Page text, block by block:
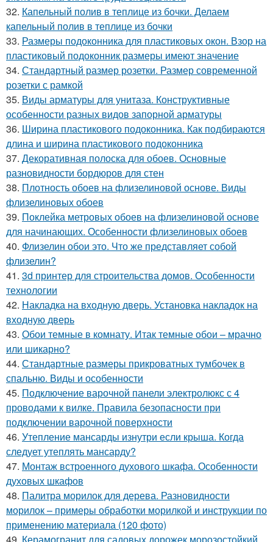
32. Капельный полив в теплице из бочки. Делаем
капельный полив в теплице из бочки
33. Размеры подоконника для пластиковых окон. Взор на
пластиковый подоконник размеры имеют значение
34. Стандартный размер розетки. Размер современной
розетки с рамкой
35. Виды арматуры для унитаза. Конструктивные
особенности разных видов запорной арматуры
36. Ширина пластикового подоконника. Как подбираются
длина и ширина пластикового подоконника
37. Декоративная полоска для обоев. Основные
разновидности бордюров для стен
38. Плотность обоев на флизелиновой основе. Виды
флизелиновых обоев
39. Поклейка метровых обоев на флизелиновой основе
для начинающих. Особенности флизелиновых обоев
40. Флизелин обои это. Что же представляет собой
флизелин?
41. 3d принтер для строительства домов. Особенности
технологии
42. Накладка на входную дверь. Установка накладок на
входную дверь
43. Обои темные в комнату. Итак темные обои – мрачно
или шикарно?
44. Стандартные размеры прикроватных тумбочек в
спальню. Виды и особенности
45. Подключение варочной панели электролюкс с 4
проводами к вилке. Правила безопасности при
подключении варочной поверхности
46. Утепление мансарды изнутри если крыша. Когда
следует утеплять мансарду?
47. Монтаж встроенного духового шкафа. Особенности
духовых шкафов
48. Палитра морилок для дерева. Разновидности
морилок – примеры обработки морилкой и инструкции по
применению материала (120 фото)
49. Керамогранит для садовых дорожек морозостойкий.